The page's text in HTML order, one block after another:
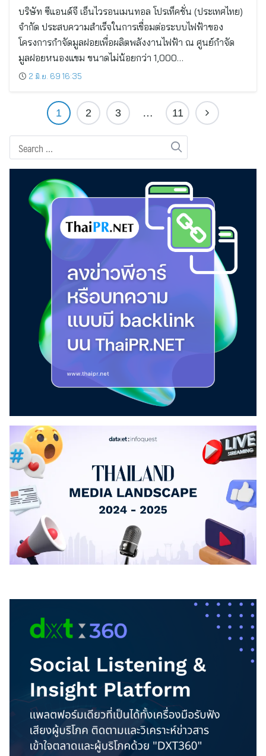
บริษัท ซีแอนด์จี เอ็นไวรอนเมนทอล โปรเท็คชั่น (ประเทศไทย)
จำกัด ประสบความสำเร็จในการเชื่อมต่อระบบไฟฟ้าของ
โครงการกำจัดมูลฝอยเพื่อผลิตพลังงานไฟฟ้า ณ ศูนย์กำจัด
มูลฝอยหนองแขม ขนาดไม่น้อยกว่า 1,000…
2 มิ.ย. 69 16:35
1 2 3 … 11